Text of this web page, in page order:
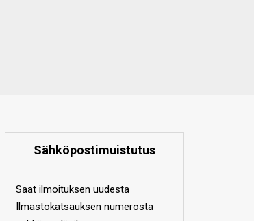
Sähköpostimuistutus
Saat ilmoituksen uudesta
Ilmastokatsauksen numerosta